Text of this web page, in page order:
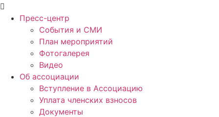
Пресс-центр
События и СМИ
План мероприятий
Фотогалерея
Видео
Об ассоциации
Вступление в Ассоциацию
Уплата членских взносов
Документы